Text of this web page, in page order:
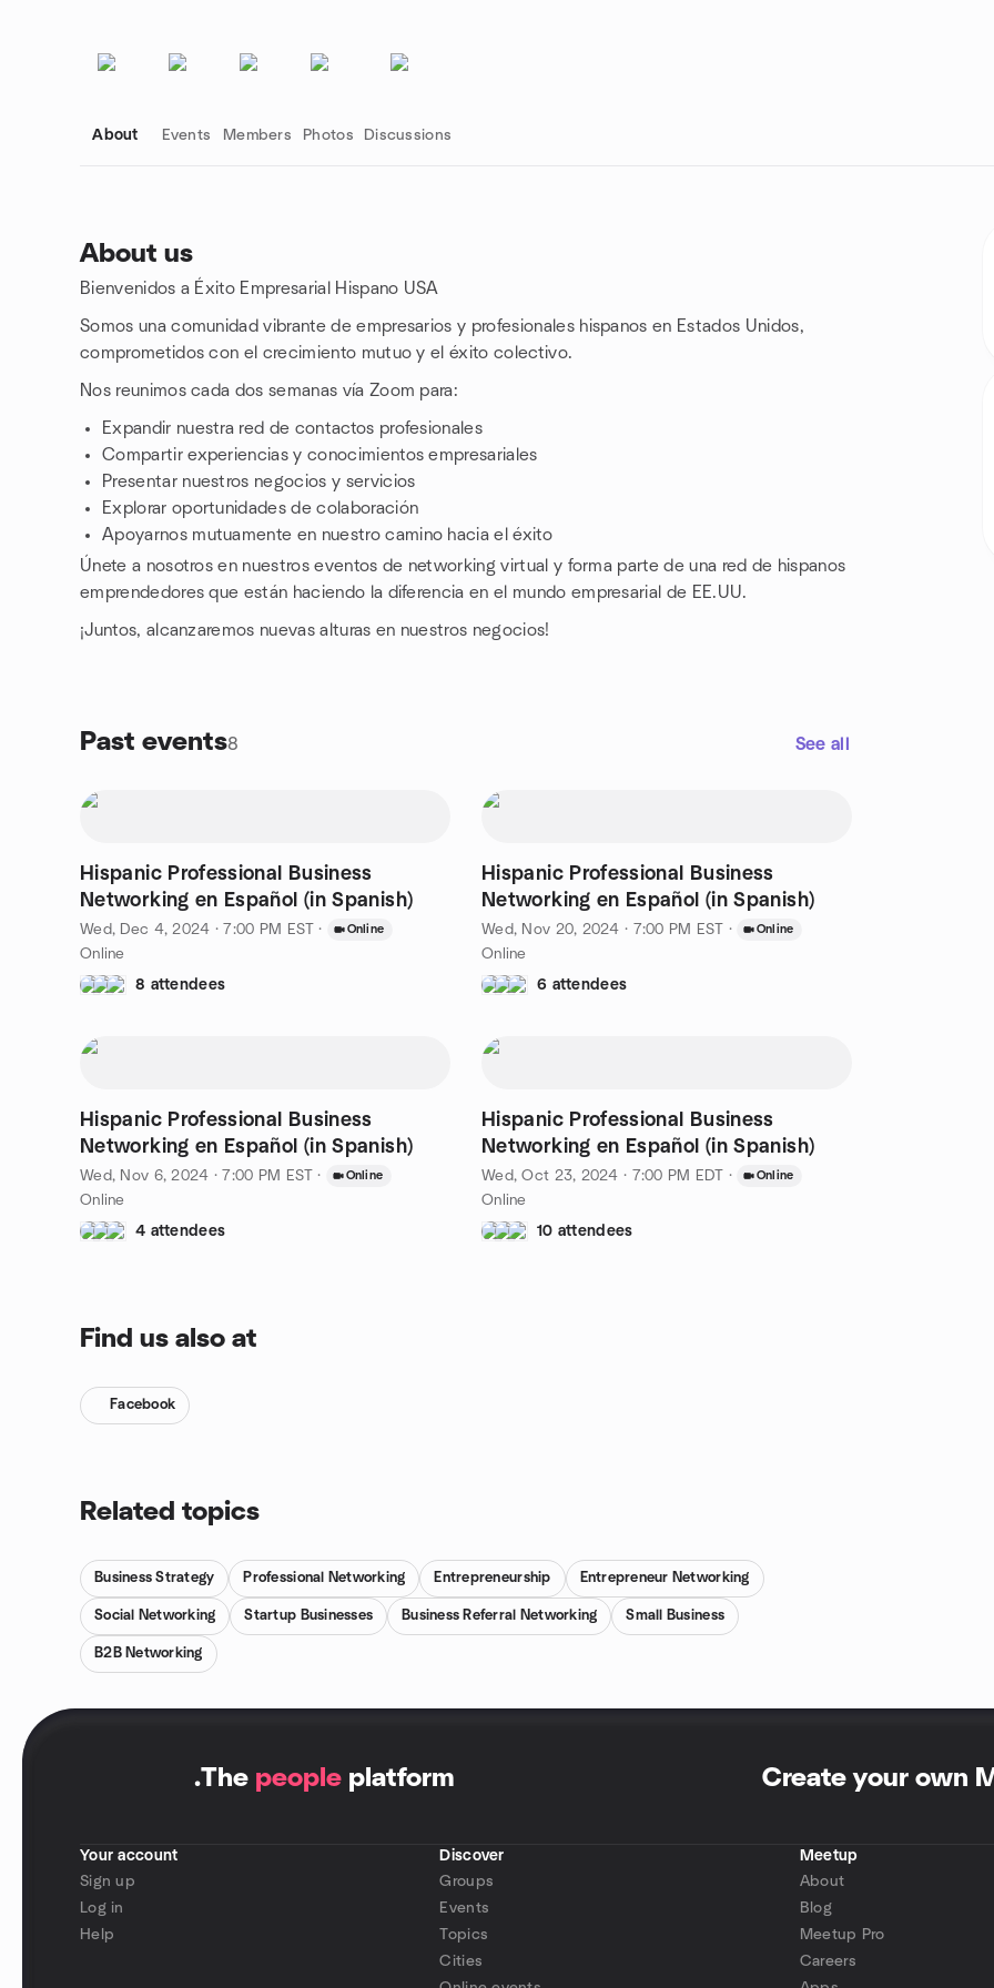
About Events Members Photos Discussions
About us
Bienvenidos a Éxito Empresarial Hispano USA
Somos una comunidad vibrante de empresarios y profesionales hispanos en Estados Unidos,
comprometidos con el crecimiento mutuo y el éxito colectivo.
Nos reunimos cada dos semanas vía Zoom para:
Expandir nuestra red de contactos profesionales
Compartir experiencias y conocimientos empresariales
Presentar nuestros negocios y servicios
Explorar oportunidades de colaboración
Apoyarnos mutuamente en nuestro camino hacia el éxito
Únete a nosotros en nuestros eventos de networking virtual y forma parte de una red de hispanos
emprendedores que están haciendo la diferencia en el mundo empresarial de EE.UU.
¡Juntos, alcanzaremos nuevas alturas en nuestros negocios!
Past events8 See all
Hispanic Professional Business
Networking en Español (in Spanish)
Wed, Dec 4, 2024 · 7:00 PM EST · Online
Online
8 attendees
Hispanic Professional Business
Networking en Español (in Spanish)
Wed, Nov 20, 2024 · 7:00 PM EST · Online
Online
6 attendees
Hispanic Professional Business
Networking en Español (in Spanish)
Wed, Nov 6, 2024 · 7:00 PM EST · Online
Online
4 attendees
Hispanic Professional Business
Networking en Español (in Spanish)
Wed, Oct 23, 2024 · 7:00 PM EDT · Online
Online
10 attendees
Find us also at
Facebook
Related topics
Business Strategy Professional Networking Entrepreneurship Entrepreneur Networking
Social Networking Startup Businesses Business Referral Networking Small Business
B2B Networking
.The people platform Create your own
Your account
Sign up
Log in
Help
Discover
Groups
Events
Topics
Cities
Meetup
About
Blog
Meetup Pro
Careers